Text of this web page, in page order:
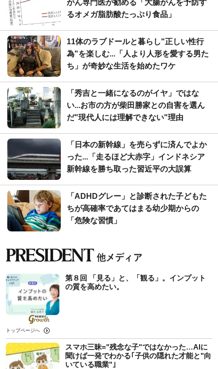
がん専門医が勧める「大腸がんを予防す
るオメガ脂肪酸たっぷり食品」
11体のラブドールと暮らし"正しい性行
為"を楽しむ...「人より人形を愛する男た
ち」が奇妙な生活を始めたワケ
「秀吉と一緒になるのがイヤ」ではな
い...お市の方が柴田勝家との自害を選ん
だ"現代人には理解できない"理由
「日本の新幹線」を売らずに済んでよか
った...「走るほど大赤字」インドネシア
新幹線を勝ち取った習近平の大誤算
「ADHDグレー」と診断された子どもた
ちが高確率であてはまる幼少期からの
「危険な習慣」
第８回 「見る」と、「観る」。インプット
の質を高めたい。
トップページへ
スマホ三昧="残念な子"ではなかった…AIに
聞けば一発でわかる｢子供の隠れた才能と"向
いている職業"｣